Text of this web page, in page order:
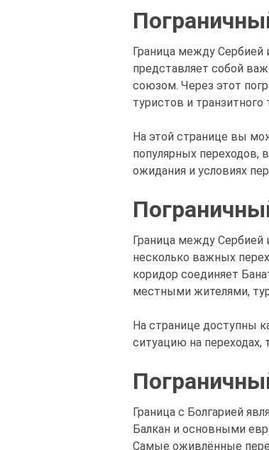
Граница между Сербией
представляет собой
союзом. Через этот
туристов и транзитного
На этой странице вы
популярных переходов,
ожидания и условиях
Граница между
несколько важных
коридор соединяет
местными жителями,
На странице доступны
ситуацию на переходах,
Граница с Болгарией
Балкан и основными
Самые оживлённые